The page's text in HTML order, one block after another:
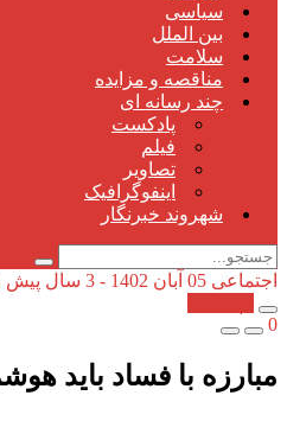
سیاسی
بین الملل
سلامت
مناقصه و مزایده
چند رسانه ای
پادکست
فیلم
تصاویر
اینفوگرافیک
شهروند خبرنگار
اجتماعی 05 آبان 1402 - 3 سال پیش
0
مبارزه با فساد باید